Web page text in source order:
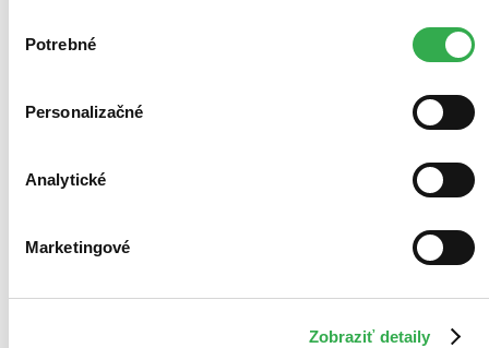
keby sme mohli používať všetky tieto cookies. Ďakujeme!
súhlasu
Potrebné
Personalizačné
Analytické
Marketingové
Zobraziť detaily